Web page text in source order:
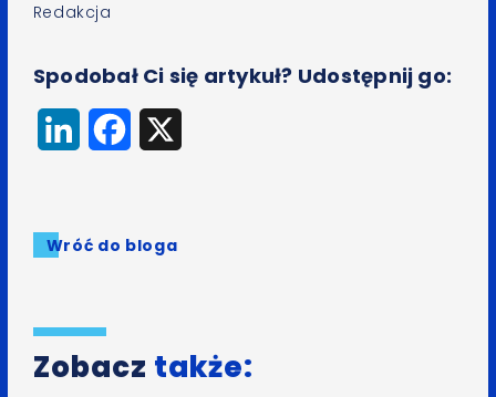
Redakcja
Spodobał Ci się artykuł? Udostępnij go:
LinkedInFacebook
Wróć do bloga
Zobacz także: